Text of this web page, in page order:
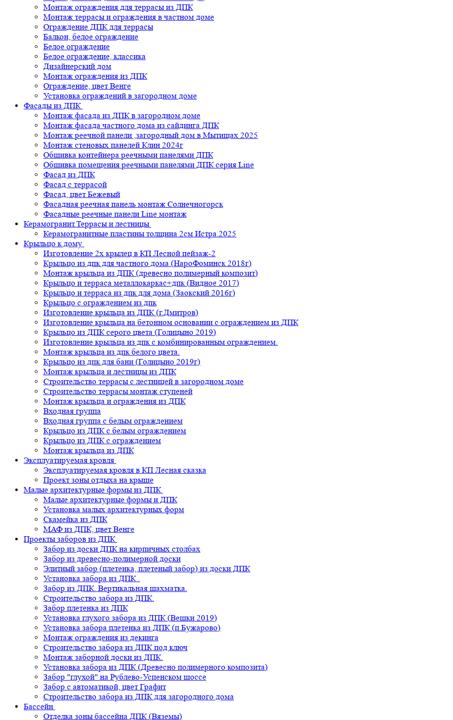
Монтаж ограждения для террасы из ДПК
Монтаж террасы и ограждения в частном доме
Ограждение ДПК для террасы
Балкон, белое ограждение
Белое ограждение
Белое ограждение, классика
Дизайнерский дом
Монтаж ограждения из ДПК
Ограждение, цвет Венге
Установка ограждений в загородном доме
Фасады из ДПК
Монтаж фасада из ДПК в загородном доме
Монтаж фасада частного дома из сайдинга ДПК
Монтаж реечной панели ,загородный дом в Мытищах 2025
Монтаж стеновых панелей Клин 2024г
Обшивка контейнера реечными панелями ДПК
Обшивка помещения реечными панелями ДПК серия Line
Фасад из ДПК
Фасад с террасой
Фасад, цвет Бежевый
Фасадная реечная панель монтаж Солнечногорск
Фасадные реечные панели Line монтаж
Керамогранит.Террасы и лестницы
Керамогранитные пластины толщина 2см Истра.2025
Крыльцо к дому
Изготовление 2х крылец в КП Лесной пейзаж-2
Крыльцо из дпк для частного дома (НароФоминск 2018г)
Монтаж крыльца из ДПК (древесно полимерный композит)
Крыльцо и терраса металлокаркас+дпк (Видное 2017)
Крыльцо и терраса из дпк для дома (Заокский 2016г)
Крыльцо с ограждением из дпк
Изготовление крыльца из ДПК (г.Дмитров)
Изготовление крыльца на бетонном основании с ограждением из ДПК
Крыльцо из ДПК серого цвета (Голицыно 2019)
Изготовление крыльца из дпк с комбинированным ограждением.
Монтаж крыльца из дпк белого цвета.
Крыльцо из дпк для бани (Голицыно 2019г)
Монтаж крыльца и лестницы из ДПК
Строительство террасы с лестницей в загородном доме
Строительство террасы монтаж ступеней
Монтаж крыльца и ограждения из ДПК
Входная группа
Входная группа с белым ограждением
Крыльцо из ДПК с белым ограждением
Крыльцо из ДПК с ограждением
Монтаж крыльца из ДПК
Эксплуатируемая кровля
Эксплуатируемая кровля в КП Лесная сказка
Проект зоны отдыха на крыше
Малые архитектурные формы из ДПК
Малые архитектурные формы и ДПК
Установка малых архитектурных форм
Скамейка из ДПК
МАФ из ДПК, цвет Венге
Проекты заборов из ДПК
Забор из доски ДПК на кирпичных столбах
Забор из древесно-полимерной доски
Элитный забор (плетенка, плетеный забор) из доски ДПК
Установка забора из ДПК .
Забор из ДПК. Вертикальная шахматка.
Строительство забора из ДПК.
Забор плетенка из ДПК
Установка глухого забора из ДПК (Вешки 2019)
Установка забора плетенка из ДПК (п.Бужарово)
Монтаж ограждения из декинга
Строительство забора из ДПК под ключ
Монтаж заборной доски из ДПК.
Установка забора из ДПК (Древесно полимерного композита)
Забор "глухой" на Рублево-Успенском шоссе
Забор с автоматикой, цвет Графит
Строительство забора из ДПК для загородного дома
Бассейн
Отделка зоны бассейна ДПК (Вяземы)